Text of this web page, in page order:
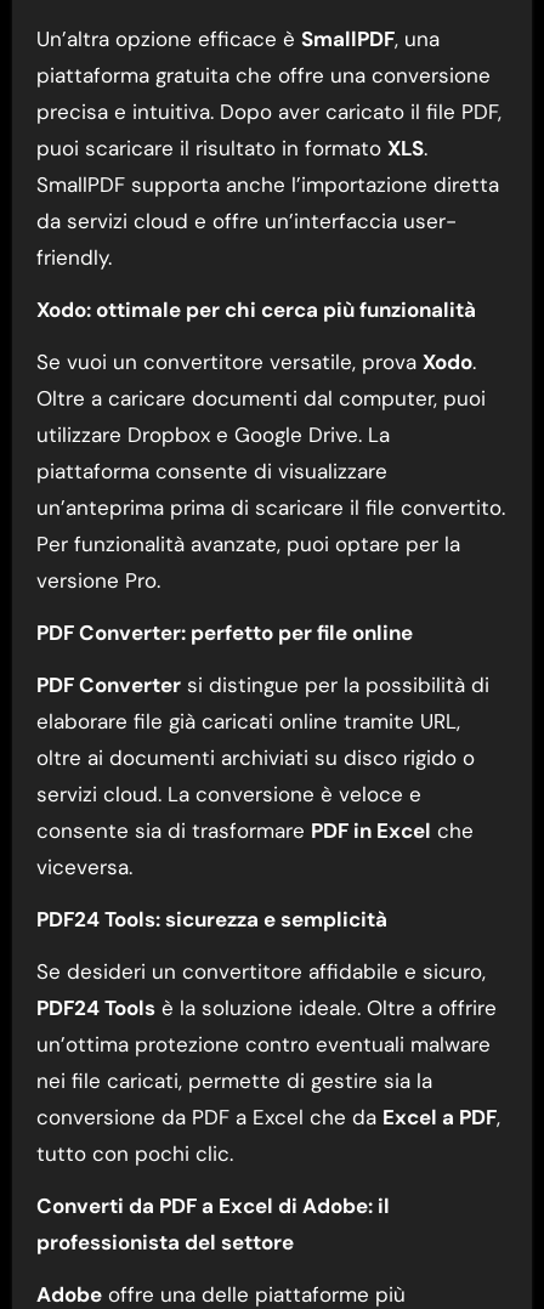
Un’altra opzione efficace è SmallPDF, una
piattaforma gratuita che offre una conversione
precisa e intuitiva. Dopo aver caricato il file PDF,
puoi scaricare il risultato in formato XLS.
SmallPDF supporta anche l’importazione diretta
da servizi cloud e offre un’interfaccia user-
friendly.
Xodo: ottimale per chi cerca più funzionalità
Se vuoi un convertitore versatile, prova Xodo.
Oltre a caricare documenti dal computer, puoi
utilizzare Dropbox e Google Drive. La
piattaforma consente di visualizzare
un’anteprima prima di scaricare il file convertito.
Per funzionalità avanzate, puoi optare per la
versione Pro.
PDF Converter: perfetto per file online
PDF Convertersi distingue per la possibilità di
elaborare file già caricati online tramite URL,
oltre ai documenti archiviati su disco rigido o
servizi cloud. La conversione è veloce e
consente sia di trasformare PDF in Excel che
viceversa.
PDF24 Tools: sicurezza e semplicità
Se desideri un convertitore affidabile e sicuro,
PDF24 Toolsè la soluzione ideale. Oltre a offrire
un’ottima protezione contro eventuali malware
nei file caricati, permette di gestire sia la
conversione da PDF a Excel che da Excel a PDF,
tutto con pochi clic.
Converti da PDF a Excel di Adobe: il
professionista del settore
Adobeoffre una delle piattaforme più